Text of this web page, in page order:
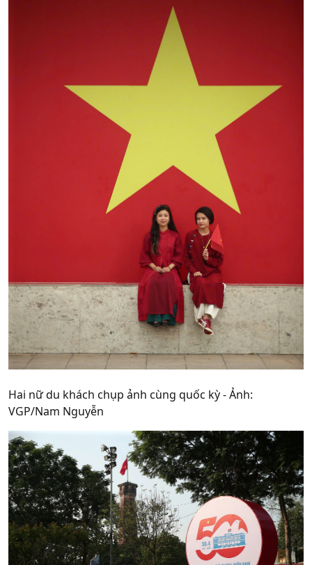
Hai nữ du khách chụp ảnh cùng quốc kỳ - Ảnh:
VGP/Nam Nguyễn